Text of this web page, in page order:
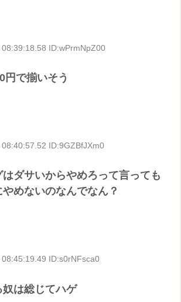
ID:wPrmNpZ00
円で揃いそう
ID:9GZBfJXm0
ダサいからやめろって言っても
めないのなんでなん？
ID:s0rNFsca0
は総じてハゲ